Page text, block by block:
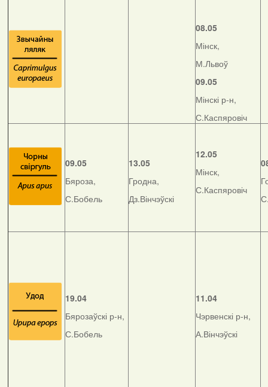
08.05
Мінск,
М.Львоў
09.05
Мінскі р-н,
С.Каспяровіч
09.05
Бяроза,
С.Бобель
13.05
Гродна,
Дз.Вінчэўскі
12.05
Мінск,
С.Каспяровіч
19.04
Бярозаўскі р-н,
С.Бобель
11.04
Чэрвенскі р-н,
А.Вінчэўскі